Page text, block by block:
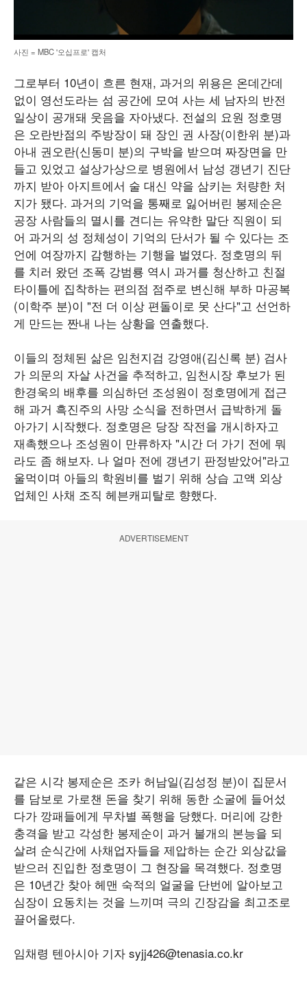
사진 = MBC '오십프로' 캡처
그로부터 10년이 흐른 현재, 과거의 위용은 온데간데
없이 영선도라는 섬 공간에 모여 사는 세 남자의 반전
일상이 공개돼 웃음을 자아냈다. 전설의 요원 정호명
은 오란반점의 주방장이 돼 장인 권 사장(이한위 분)과
아내 권오란(신동미 분)의 구박을 받으며 짜장면을 만
들고 있었고 설상가상으로 병원에서 남성 갱년기 진단
까지 받아 아지트에서 술 대신 약을 삼키는 처량한 처
지가 됐다. 과거의 기억을 통째로 잃어버린 봉제순은
공장 사람들의 멸시를 견디는 유약한 말단 직원이 되
어 과거의 성 정체성이 기억의 단서가 될 수 있다는 조
언에 여장까지 감행하는 기행을 벌였다. 정호명의 뒤
를 치러 왔던 조폭 강범룡 역시 과거를 청산하고 친절
타이틀에 집착하는 편의점 점주로 변신해 부하 마공복
(이학주 분)이 "전 더 이상 편돌이로 못 산다"고 선언하
게 만드는 짠내 나는 상황을 연출했다.
이들의 정체된 삶은 임천지검 강영애(김신록 분) 검사
가 의문의 자살 사건을 추적하고, 임천시장 후보가 된
한경욱의 배후를 의심하던 조성원이 정호명에게 접근
해 과거 흑진주의 사망 소식을 전하면서 급박하게 돌
아가기 시작했다. 정호명은 당장 작전을 개시하자고
재촉했으나 조성원이 만류하자 "시간 더 가기 전에 뭐
라도 좀 해보자. 나 얼마 전에 갱년기 판정받았어"라고
울먹이며 아들의 학원비를 벌기 위해 상습 고액 외상
업체인 사채 조직 헤븐캐피탈로 향했다.
ADVERTISEMENT
같은 시각 봉제순은 조카 허남일(김성정 분)이 집문서
를 담보로 가로챈 돈을 찾기 위해 동한 소굴에 들어섰
다가 깡패들에게 무차별 폭행을 당했다. 머리에 강한
충격을 받고 각성한 봉제순이 과거 불개의 본능을 되
살려 순식간에 사채업자들을 제압하는 순간 외상값을
받으러 진입한 정호명이 그 현장을 목격했다. 정호명
은 10년간 찾아 헤맨 숙적의 얼굴을 단번에 알아보고
심장이 요동치는 것을 느끼며 극의 긴장감을 최고조로
끌어올렸다.
임채령 텐아시아 기자 syjj426@tenasia.co.kr